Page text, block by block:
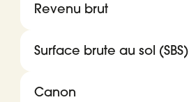
Revenu brut
Surface brute au sol (SBS)
Canon